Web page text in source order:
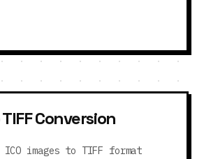
Conversion
images to TIFF format